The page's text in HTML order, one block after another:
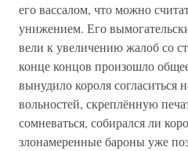
его вассалом, что можно
унижением. Его
вели к увеличению жалоб со
конце концов произошло
вынудило короля
вольностей, скреплённую
сомневаться, собирался ли
злонамеренные бароны уже